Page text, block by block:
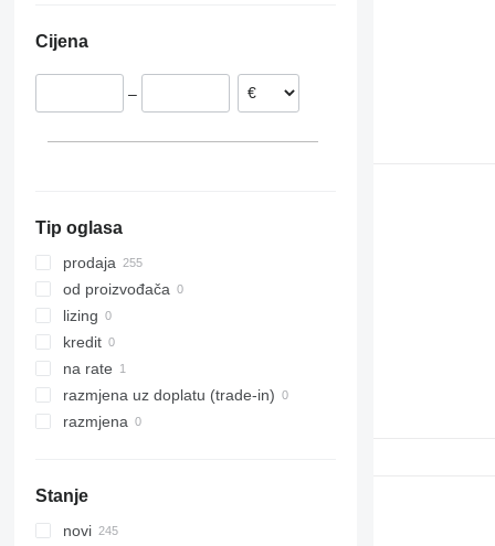
Cijena
–
Tip oglasa
prodaja
od proizvođača
lizing
kredit
na rate
razmjena uz doplatu (trade-in)
razmjena
Stanje
novi